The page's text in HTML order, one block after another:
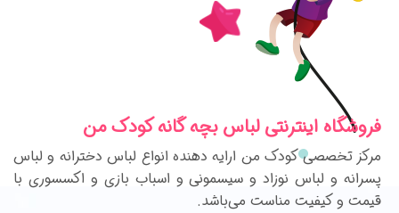
فروشگاه اینترنتی لباس بچه گانه کودک من
مرکز تخصصی کودک من ارایه دهنده انواع لباس دخترانه و لباس
پسرانه و لباس نوزاد و سیسمونی و اسباب بازی و اکسسوری با
قیمت و کیفیت مناست می‌باشد.